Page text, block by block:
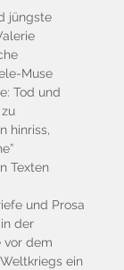
jüngste
Muse
Tod und
hinriss,
Texten
und Prosa
der
vor dem
ein